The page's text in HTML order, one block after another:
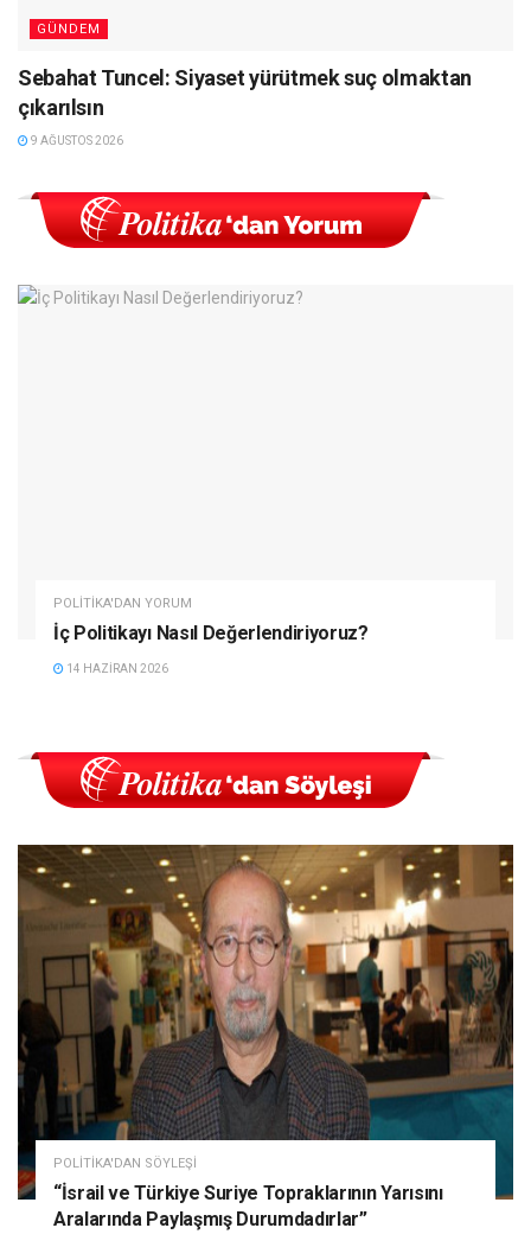
GÜNDEM
Sebahat Tuncel: Siyaset yürütmek suç olmaktan
çıkarılsın
9 AĞUSTOS 2026
POLITIKA'DAN YORUM
İç Politikayı Nasıl Değerlendiriyoruz?
14 HAZIRAN 2026
POLITIKA'DAN SÖYLEŞI
“İsrail ve Türkiye Suriye Topraklarının Yarısını
Aralarında Paylaşmış Durumdadırlar”